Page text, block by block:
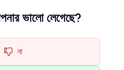
ভালো লেগেছে?
না